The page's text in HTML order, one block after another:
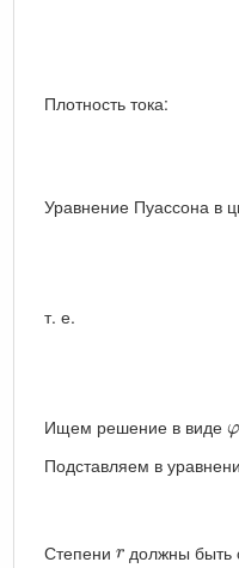
Плотность тока:
Уравнение Пуассона в
т. е.
Ищем решение в виде φ
Подставляем в
Степени r
r должны быть